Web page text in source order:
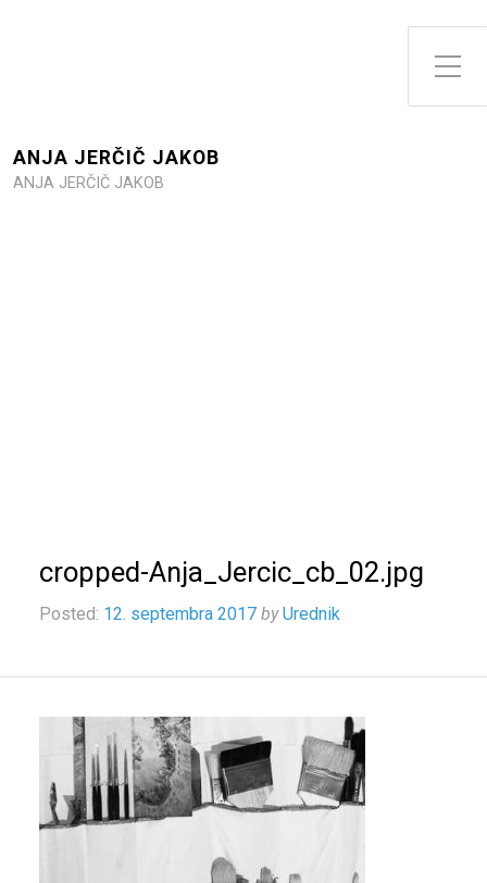
Toggle Side Menu
ANJA JERČIČ JAKOB
ANJA JERČIČ JAKOB
cropped-Anja_Jercic_cb_02.jpg
Posted: 12. septembra 2017 by Urednik